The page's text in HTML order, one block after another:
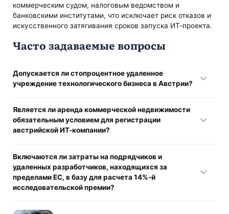
коммерческим судом, налоговым ведомством и
банковскими институтами, что исключает риск отказов и
искусственного затягивания сроков запуска ИТ-проекта.
Часто задаваемые вопросы
Допускается ли стопроцентное удаленное
учреждение технологического бизнеса в Австрии?
дистанционную инкорпорацию. Австрийские нотариусы
уполномочены оформлять учредительные акты в
цифровом формате с использованием систем
нерезидент имеет право выдать нотариально заверенную
и апостилированную доверенность на имя локального
юридического представителя (адвоката или налогового
консультанта) для подписания документов в Австрии.
Является ли аренда коммерческой недвижимости
обязательным условием для регистрации
австрийской ИТ-компании?
полноценного офиса на этапе оформления не требуется.
Юрлицо обязано иметь лишь официальный адрес
регистрации на территории Австрии. Использование
сервисов виртуальных офисов (Virtuelles Büro)
прием, обработку и хранение поступающей
Включаются ли затраты на подрядчиков и
удаленных разработчиков, находящихся за
пределами ЕС, в базу для расчета 14%-й
исследовательской премии?